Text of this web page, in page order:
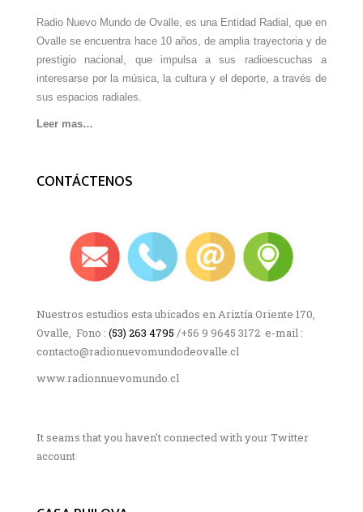
Radio Nuevo Mundo de Ovalle, es una Entidad Radial, que en
Ovalle se encuentra hace 10 años, de amplia trayectoria y de
prestigio nacional, que impulsa a sus radioescuchas a
interesarse por la música, la cultura y el deporte, a través de
sus espacios radiales.
Leer mas…
CONTÁCTENOS
Nuestros estudios esta ubicados en Ariztía Oriente 170,
Ovalle, Fono : (53) 263 4795 /+56 9 9645 3172 e-mail :
contacto@radionuevomundodeovalle.cl
www.radionnuevomundo.cl
It seams that you haven't connected with your Twitter
account